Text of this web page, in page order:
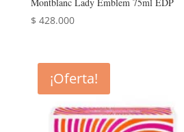
$ 428.000
¡Oferta!